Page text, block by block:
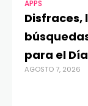
APPS
Disfraces,
para el
AGOSTO 7, 2026